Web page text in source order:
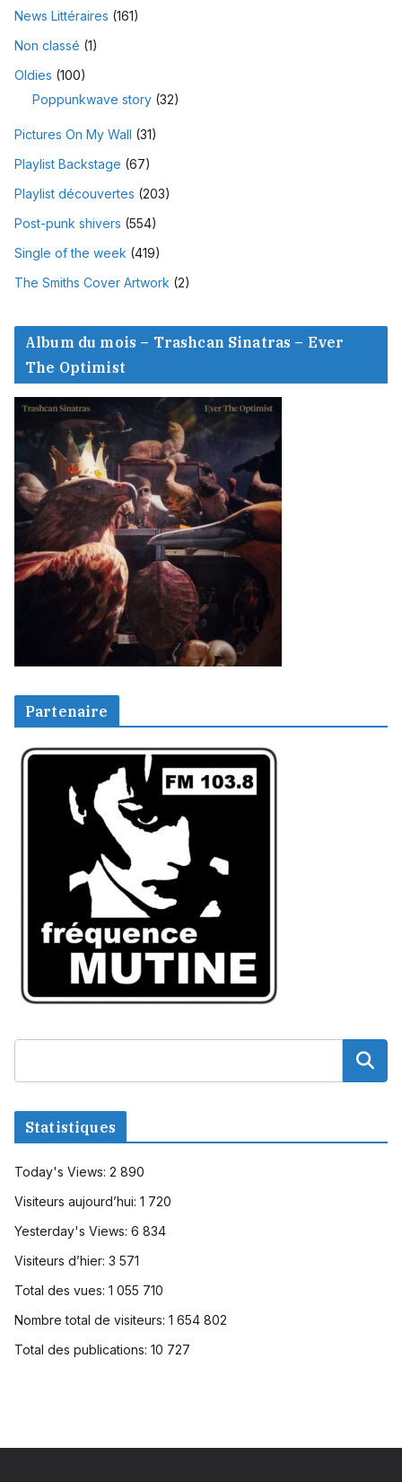
News Littéraires (161)
Non classé (1)
Oldies (100)
Poppunkwave story (32)
Pictures On My Wall (31)
Playlist Backstage (67)
Playlist découvertes (203)
Post-punk shivers (554)
Single of the week (419)
The Smiths Cover Artwork (2)
Album du mois – Trashcan Sinatras – Ever
The Optimist
Partenaire
Statistiques
Today's Views: 2 890
Visiteurs aujourd’hui: 1 720
Yesterday's Views: 6 834
Visiteurs d’hier: 3 571
Total des vues: 1 055 710
Nombre total de visiteurs: 1 654 802
Total des publications: 10 727